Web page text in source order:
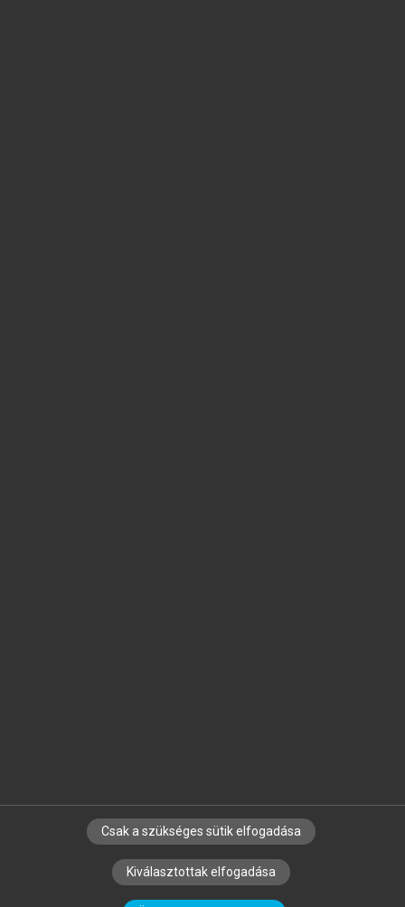
SZERZŐKNEK CÉGEKNEK KÖNYVTÁROSOKNAK
SZERKESZTÉSI ÉS LEKTORÁLÁSI ALAPELVEK
Csak a szükséges sütik elfogadása
Kiválasztottak elfogadása